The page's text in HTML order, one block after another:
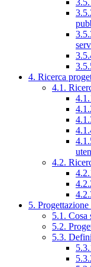
4. Ricerca
4.1.
4.2.
5.
5.1. Cosa
5.2.
5.3.